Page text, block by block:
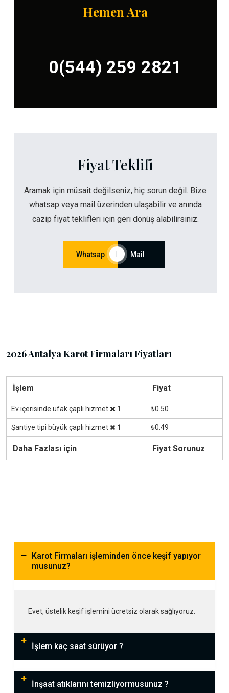
Hemen Ara
0(544) 259 2821
Fiyat Teklifi
Aramak için müsait değilseniz, hiç sorun değil. Bize
whatsap veya mail üzerinden ulaşabilir ve anında
cazip fiyat teklifleri için geri dönüş alabilirsiniz.
Whatsap Mail
2026 Antalya Karot Firmaları Fiyatları
İşlem Fiyat
Ev içerisinde ufak çaplı hizmet 1 ₺0.50
Şantiye tipi büyük çaplı hizmet 1 ₺0.49
Daha Fazlası için Fiyat Sorunuz
Karot Firmaları işleminden önce keşif yapıyor
musunuz?
Evet, üstelik keşif işlemini ücretsiz olarak sağlıyoruz.
İşlem kaç saat sürüyor ?
İnşaat atıklarını temizliyormusunuz ?